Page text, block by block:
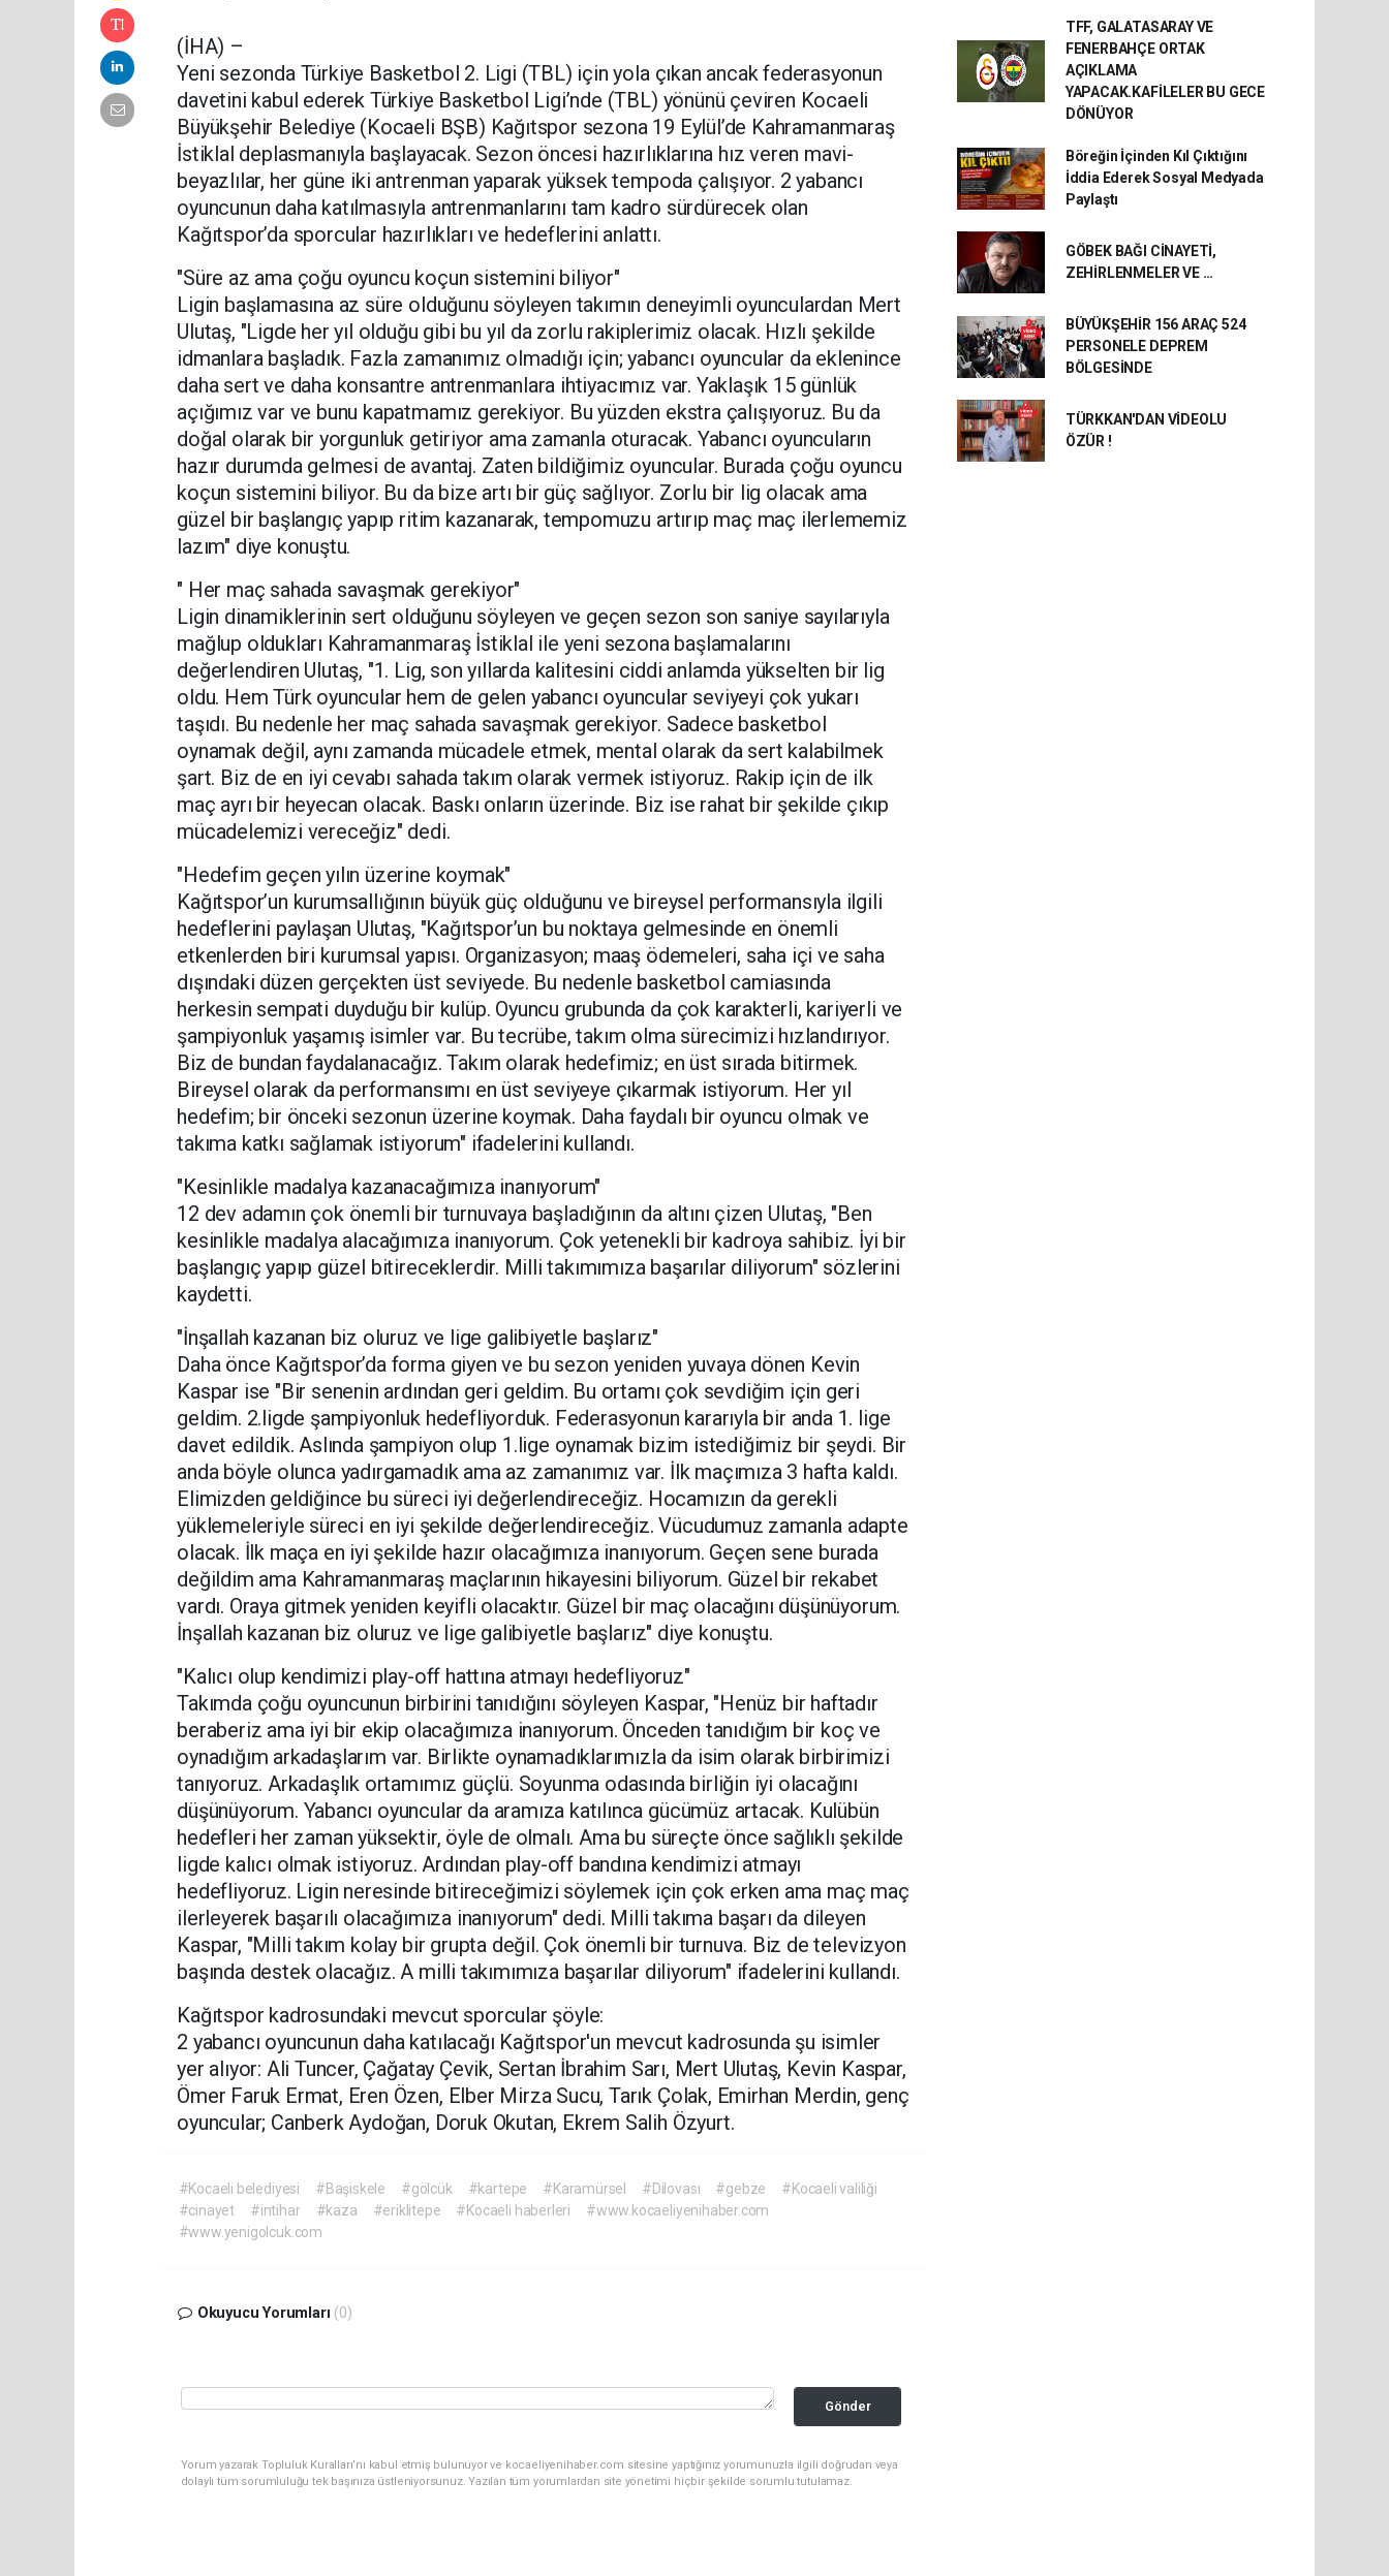
(İHA) –
Yeni sezonda Türkiye Basketbol 2. Ligi (TBL) için yola çıkan ancak federasyonun
davetini kabul ederek Türkiye Basketbol Ligi’nde (TBL) yönünü çeviren Kocaeli
Büyükşehir Belediye (Kocaeli BŞB) Kağıtspor sezona 19 Eylül’de Kahramanmaraş
İstiklal deplasmanıyla başlayacak. Sezon öncesi hazırlıklarına hız veren mavi-
beyazlılar, her güne iki antrenman yaparak yüksek tempoda çalışıyor. 2 yabancı
oyuncunun daha katılmasıyla antrenmanlarını tam kadro sürdürecek olan
Kağıtspor’da sporcular hazırlıkları ve hedeflerini anlattı.
"Süre az ama çoğu oyuncu koçun sistemini biliyor"
Ligin başlamasına az süre olduğunu söyleyen takımın deneyimli oyunculardan Mert
Ulutaş, "Ligde her yıl olduğu gibi bu yıl da zorlu rakiplerimiz olacak. Hızlı şekilde
idmanlara başladık. Fazla zamanımız olmadığı için; yabancı oyuncular da eklenince
daha sert ve daha konsantre antrenmanlara ihtiyacımız var. Yaklaşık 15 günlük
açığımız var ve bunu kapatmamız gerekiyor. Bu yüzden ekstra çalışıyoruz. Bu da
doğal olarak bir yorgunluk getiriyor ama zamanla oturacak. Yabancı oyuncuların
hazır durumda gelmesi de avantaj. Zaten bildiğimiz oyuncular. Burada çoğu oyuncu
koçun sistemini biliyor. Bu da bize artı bir güç sağlıyor. Zorlu bir lig olacak ama
güzel bir başlangıç yapıp ritim kazanarak, tempomuzu artırıp maç maç ilerlememiz
lazım" diye konuştu.
" Her maç sahada savaşmak gerekiyor"
Ligin dinamiklerinin sert olduğunu söyleyen ve geçen sezon son saniye sayılarıyla
mağlup oldukları Kahramanmaraş İstiklal ile yeni sezona başlamalarını
değerlendiren Ulutaş, "1. Lig, son yıllarda kalitesini ciddi anlamda yükselten bir lig
oldu. Hem Türk oyuncular hem de gelen yabancı oyuncular seviyeyi çok yukarı
taşıdı. Bu nedenle her maç sahada savaşmak gerekiyor. Sadece basketbol
oynamak değil, aynı zamanda mücadele etmek, mental olarak da sert kalabilmek
şart. Biz de en iyi cevabı sahada takım olarak vermek istiyoruz. Rakip için de ilk
maç ayrı bir heyecan olacak. Baskı onların üzerinde. Biz ise rahat bir şekilde çıkıp
mücadelemizi vereceğiz" dedi.
"Hedefim geçen yılın üzerine koymak"
Kağıtspor’un kurumsallığının büyük güç olduğunu ve bireysel performansıyla ilgili
hedeflerini paylaşan Ulutaş, "Kağıtspor’un bu noktaya gelmesinde en önemli
etkenlerden biri kurumsal yapısı. Organizasyon; maaş ödemeleri, saha içi ve saha
dışındaki düzen gerçekten üst seviyede. Bu nedenle basketbol camiasında
herkesin sempati duyduğu bir kulüp. Oyuncu grubunda da çok karakterli, kariyerli ve
şampiyonluk yaşamış isimler var. Bu tecrübe, takım olma sürecimizi hızlandırıyor.
Biz de bundan faydalanacağız. Takım olarak hedefimiz; en üst sırada bitirmek.
Bireysel olarak da performansımı en üst seviyeye çıkarmak istiyorum. Her yıl
hedefim; bir önceki sezonun üzerine koymak. Daha faydalı bir oyuncu olmak ve
takıma katkı sağlamak istiyorum" ifadelerini kullandı.
"Kesinlikle madalya kazanacağımıza inanıyorum"
12 dev adamın çok önemli bir turnuvaya başladığının da altını çizen Ulutaş, "Ben
kesinlikle madalya alacağımıza inanıyorum. Çok yetenekli bir kadroya sahibiz. İyi bir
başlangıç yapıp güzel bitireceklerdir. Milli takımımıza başarılar diliyorum" sözlerini
kaydetti.
"İnşallah kazanan biz oluruz ve lige galibiyetle başlarız"
Daha önce Kağıtspor’da forma giyen ve bu sezon yeniden yuvaya dönen Kevin
Kaspar ise "Bir senenin ardından geri geldim. Bu ortamı çok sevdiğim için geri
geldim. 2.ligde şampiyonluk hedefliyorduk. Federasyonun kararıyla bir anda 1. lige
davet edildik. Aslında şampiyon olup 1.lige oynamak bizim istediğimiz bir şeydi. Bir
anda böyle olunca yadırgamadık ama az zamanımız var. İlk maçımıza 3 hafta kaldı.
Elimizden geldiğince bu süreci iyi değerlendireceğiz. Hocamızın da gerekli
yüklemeleriyle süreci en iyi şekilde değerlendireceğiz. Vücudumuz zamanla adapte
olacak. İlk maça en iyi şekilde hazır olacağımıza inanıyorum. Geçen sene burada
değildim ama Kahramanmaraş maçlarının hikayesini biliyorum. Güzel bir rekabet
vardı. Oraya gitmek yeniden keyifli olacaktır. Güzel bir maç olacağını düşünüyorum.
İnşallah kazanan biz oluruz ve lige galibiyetle başlarız" diye konuştu.
"Kalıcı olup kendimizi play-off hattına atmayı hedefliyoruz"
Takımda çoğu oyuncunun birbirini tanıdığını söyleyen Kaspar, "Henüz bir haftadır
beraberiz ama iyi bir ekip olacağımıza inanıyorum. Önceden tanıdığım bir koç ve
oynadığım arkadaşlarım var. Birlikte oynamadıklarımızla da isim olarak birbirimizi
tanıyoruz. Arkadaşlık ortamımız güçlü. Soyunma odasında birliğin iyi olacağını
düşünüyorum. Yabancı oyuncular da aramıza katılınca gücümüz artacak. Kulübün
hedefleri her zaman yüksektir, öyle de olmalı. Ama bu süreçte önce sağlıklı şekilde
ligde kalıcı olmak istiyoruz. Ardından play-off bandına kendimizi atmayı
hedefliyoruz. Ligin neresinde bitireceğimizi söylemek için çok erken ama maç maç
ilerleyerek başarılı olacağımıza inanıyorum" dedi. Milli takıma başarı da dileyen
Kaspar, "Milli takım kolay bir grupta değil. Çok önemli bir turnuva. Biz de televizyon
başında destek olacağız. A milli takımımıza başarılar diliyorum" ifadelerini kullandı.
Kağıtspor kadrosundaki mevcut sporcular şöyle:
2 yabancı oyuncunun daha katılacağı Kağıtspor'un mevcut kadrosunda şu isimler
yer alıyor: Ali Tuncer, Çağatay Çevik, Sertan İbrahim Sarı, Mert Ulutaş, Kevin Kaspar,
Ömer Faruk Ermat, Eren Özen, Elber Mirza Sucu, Tarık Çolak, Emirhan Merdin, genç
oyuncular; Canberk Aydoğan, Doruk Okutan, Ekrem Salih Özyurt.
#Kocaeli belediyesi #Başiskele #gölcük #kartepe #Karamürsel #Dilovası #gebze
#Kocaeli valiliği
#cinayet
#intihar #kaza #eriklitepe #Kocaeli haberleri
#www.kocaeliyenihaber.com
#www.yenigolcuk.com
Okuyucu Yorumları (0)
Gönder
Yorum yazarak Topluluk Kuralları’nı kabul etmiş bulunuyor ve kocaeliyenihaber.com sitesine yaptığınız yorumunuzla ilgili doğrudan veya
dolaylı tüm sorumluluğu tek başınıza üstleniyorsunuz. Yazılan tüm yorumlardan site yönetimi hiçbir şekilde sorumlu tutulamaz.
TFF, GALATASARAY VE
FENERBAHÇE ORTAK
AÇIKLAMA
YAPACAK.KAFİLELER BU GECE
DÖNÜYOR
Böreğin İçinden Kıl Çıktığını
İddia Ederek Sosyal Medyada
Paylaştı
GÖBEK BAĞI CİNAYETİ,
ZEHİRLENMELER VE …
BÜYÜKŞEHİR 156 ARAÇ 524
PERSONELE DEPREM
BÖLGESİNDE
TÜRKKAN'DAN VİDEOLU
ÖZÜR !